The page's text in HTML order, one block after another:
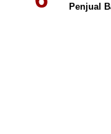
Penjual